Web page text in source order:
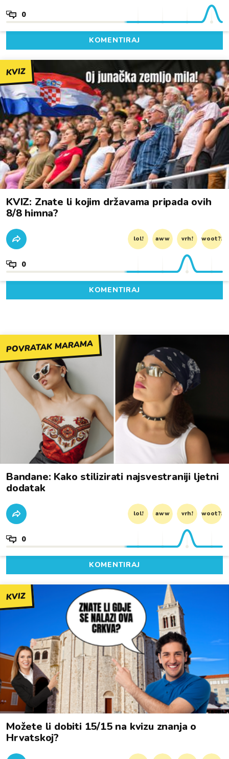
0
KOMENTIRAJ
KVIZ
KVIZ: Znate li kojim državama pripada ovih
8/8 himna?
lol! aww vrh! woot?!
0
KOMENTIRAJ
POVRATAK MARAMA
Bandane: Kako stilizirati najsvestraniji ljetni
dodatak
lol! aww vrh! woot?!
0
KOMENTIRAJ
KVIZ
Možete li dobiti 15/15 na kvizu znanja o
Hrvatskoj?